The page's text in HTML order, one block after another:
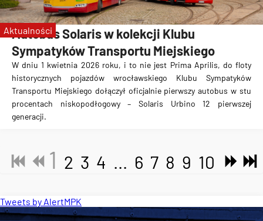
Autobus Solaris w kolekcji Klubu
Sympatyków Transportu Miejskiego
W dniu 1 kwietnia 2026 roku, i to nie jest Prima Aprilis, do floty
historycznych pojazdów wrocławskiego Klubu Sympatyków
Transportu Miejskiego dołączył oficjalnie pierwszy autobus w stu
procentach niskopodłogowy – Solaris Urbino 12 pierwszej
generacji.
Aktualności
1 2 3 4 ... 6 7 8 9 10
Tweets by AlertMPK